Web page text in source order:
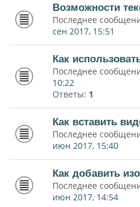
Возможности
Последнее
сен 2017, 15:51
Как
Последнее
10:22
Ответы: 1
Как вставить
Последнее
июн 2017, 15:40
Как добавить
Последнее
июн 2017, 14:54